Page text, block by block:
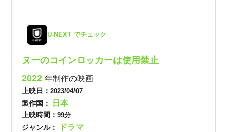
U-NEXT でチェック
ヌーのコインロッカーは使用禁止
2022年制作の映画
上映日：2023/04/07
製作国： 日本
上映時間：99分
ジャンル： ドラマ